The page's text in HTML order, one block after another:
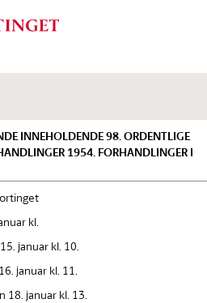
INNEHOLDENDE 98. ORDENTLIGE
1954. FORHANDLINGER I
kl.
januar kl. 10.
januar kl. 11.
18. januar kl. 13.